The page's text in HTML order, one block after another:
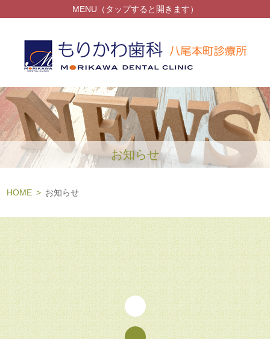
お知らせ
HOME お知らせ
MENU（タップすると開きます）